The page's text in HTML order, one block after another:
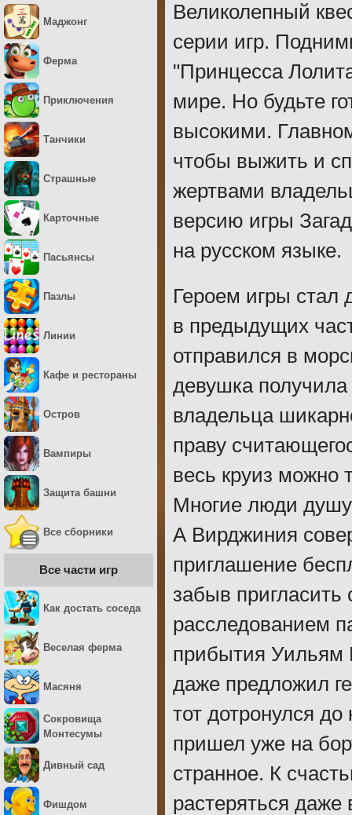
Великолепный
серии игр.
"Принцесса
мире. Но будьте
высокими.
чтобы выжить и
жертвами
версию игры
на русском языке.
Героем игры стал
в предыдущих
отправился в
девушка
владельца
праву
весь круиз можно
Многие люди душу
А Вирджиния
приглашение
забыв пригласить
расследованием
прибытия Уильям
даже предложил
тот дотронулся
пришел уже на
странное. К
растеряться
Маджонг
Ферма
Приключения
Танчики
Страшные
Карточные
Пасьянсы
Пазлы
Линии
Кафе и рестораны
Остров
Вампиры
Защита башни
Все сборники
Все части игр
Как достать соседа
Веселая ферма
Масяня
Сокровища
Монтесумы
Дивный сад
Фишдом